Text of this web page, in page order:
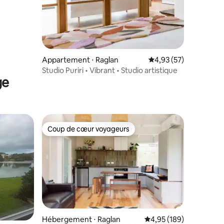
: 4,96 sur 5
Appartement ⋅ Raglan Évaluation moyenne
4,93 (57)
Studio Puriri • Vibrant • Studio artistique
: 4,97 sur 5
Coup de cœur voyageurs
Coup de cœur voyageurs
Hébergement ⋅ Raglan Évaluation moyenne
4,95 (189)